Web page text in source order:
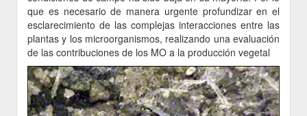
que es necesario de manera urgente profundizar en el
esclarecimiento de las complejas interacciones entre las
plantas y los microorganismos, realizando una evaluación
de las contribuciones de los MO a la producción vegetal